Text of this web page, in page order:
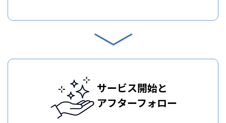
サービス開始と
アフターフォロー